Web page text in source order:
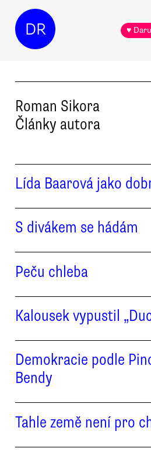
DR ♥
Roman Sikora
Články autora
Lída Baarová jako
S divákem se hádám
Peču chleba
Kalousek vypustil
Demokracie podle
Bendy
Tahle země není pro